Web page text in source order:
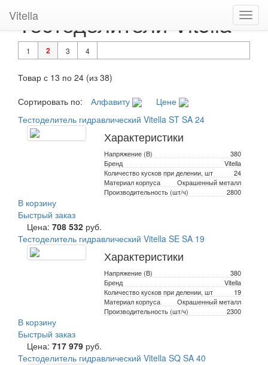
Vitella
Тестоделители Vitella
1 2 3 4
Товар с 13 по 24 (из 38)
Сортировать по:
Алфавиту
Цене
Тестоделитель гидравлический Vitella ST SA 24
Характеристики
Напряжение (В)
380
Бренд
Vitella
Количество кусков при делении, шт
24
Материал корпуса
Окрашенный металл
Производительность (шт/ч)
2800
В корзину
Быстрый заказ
Цена: 708 532 руб.
Тестоделитель гидравлический Vitella SE SA 19
Характеристики
Напряжение (В)
380
Бренд
Vitella
Количество кусков при делении, шт
19
Материал корпуса
Окрашенный металл
Производительность (шт/ч)
2300
В корзину
Быстрый заказ
Цена: 717 979 руб.
Тестоделитель гидравлический Vitella SQ SA 40